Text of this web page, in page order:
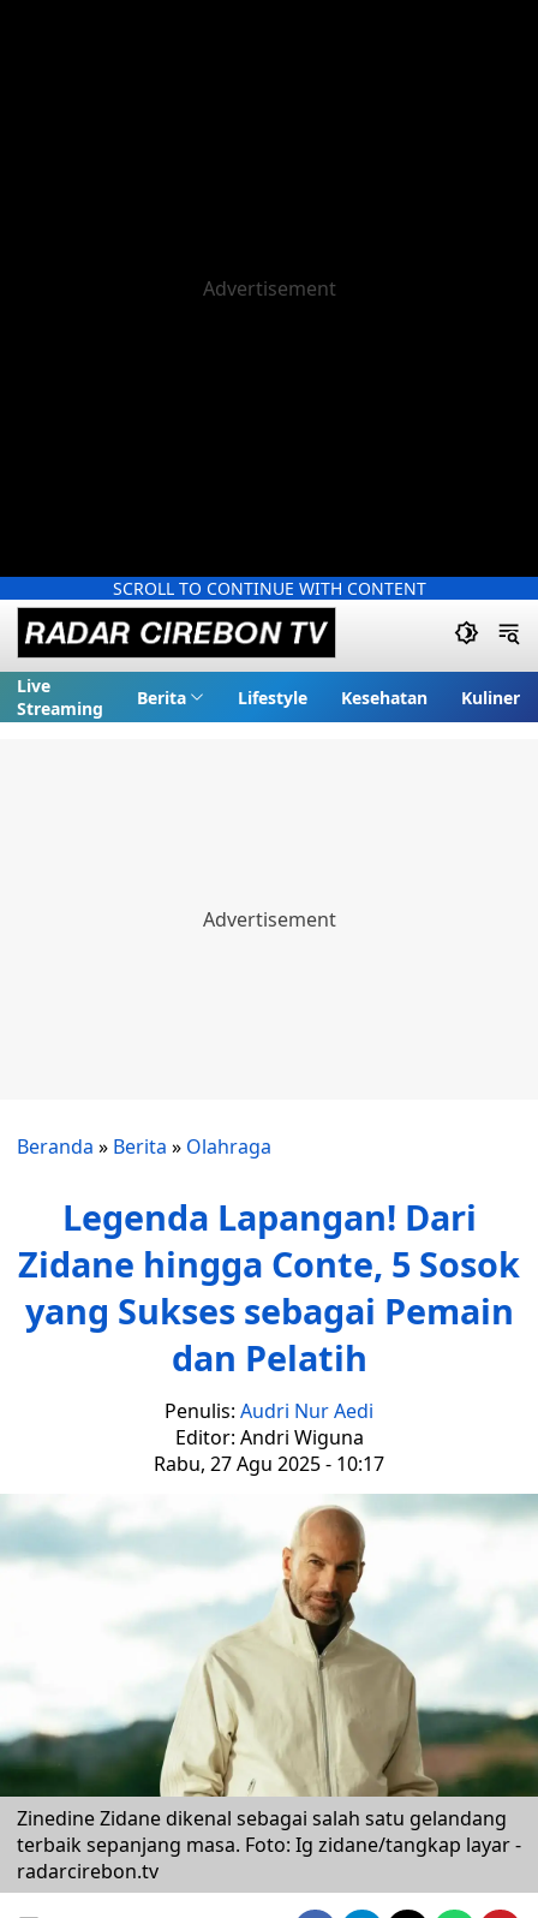
SCROLL TO CONTINUE WITH CONTENT
Live
Streaming
Berita Lifestyle Kesehatan Kuliner
Beranda » Berita » Olahraga
Legenda Lapangan! Dari
Zidane hingga Conte, 5 Sosok
yang Sukses sebagai Pemain
dan Pelatih
Penulis: Audri Nur Aedi
Editor: Andri Wiguna
Rabu, 27 Agu 2025 - 10:17
Zinedine Zidane dikenal sebagai salah satu gelandang
terbaik sepanjang masa. Foto: Ig zidane/tangkap layar -
radarcirebon.tv